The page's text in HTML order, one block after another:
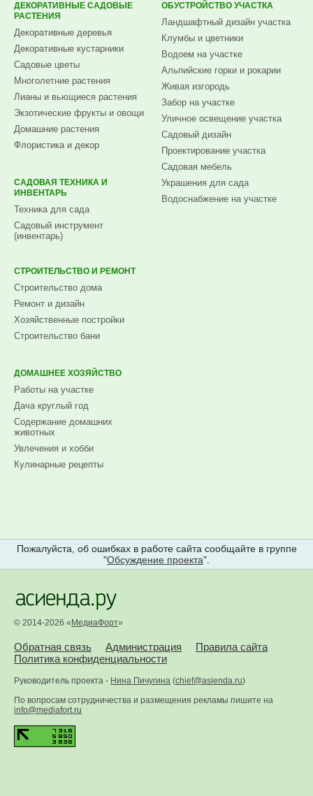
ДЕКОРАТИВНЫЕ САДОВЫЕ
РАСТЕНИЯ
Декоративные деревья
Декоративные кустарники
Садовые цветы
Многолетние растения
Лианы и вьющиеся растения
Экзотические фрукты и овощи
Домашние растения
Флористика и декор
САДОВАЯ ТЕХНИКА И
ИНВЕНТАРЬ
Техника для сада
Садовый инструмент
(инвентарь)
ОБУСТРОЙСТВО УЧАСТКА
Ландшафтный дизайн участка
Клумбы и цветники
Водоем на участке
Альпийские горки и рокарии
Живая изгородь
Забор на участке
Уличное освещение участка
Садовый дизайн
Проектирование участка
Садовая мебель
Украшения для сада
Водоснабжение на участке
СТРОИТЕЛЬСТВО И РЕМОНТ
Строительство дома
Ремонт и дизайн
Хозяйственные постройки
Строительство бани
ДОМАШНЕЕ ХОЗЯЙСТВО
Работы на участке
Дача круглый год
Содержание домашних
животных
Увлечения и хобби
Кулинарные рецепты
Пожалуйста, об ошибках в работе сайта сообщайте в группе
"Обсуждение проекта".
© 2014-2026 « МедиаФорт»
Обратная связь Администрация
Правила сайта
Политика конфиденциальности
Руководитель проекта - Нина Пичугина (chief@asienda.ru)
По вопросам сотрудничества и размещения рекламы пишите на
info@mediafort.ru